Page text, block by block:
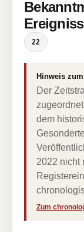
22
Hinweis
Der
dem
2022 nicht
Zum